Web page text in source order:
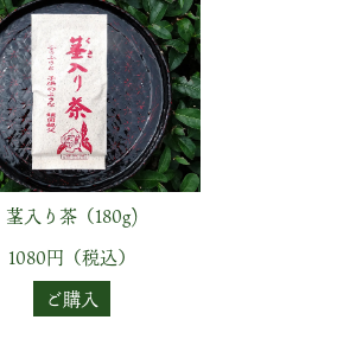
茎入り茶（180g)
1080円（税込）
ご購入